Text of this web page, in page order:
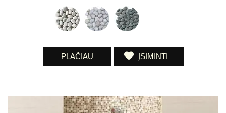
PLAČIAU ĮSIMINTI